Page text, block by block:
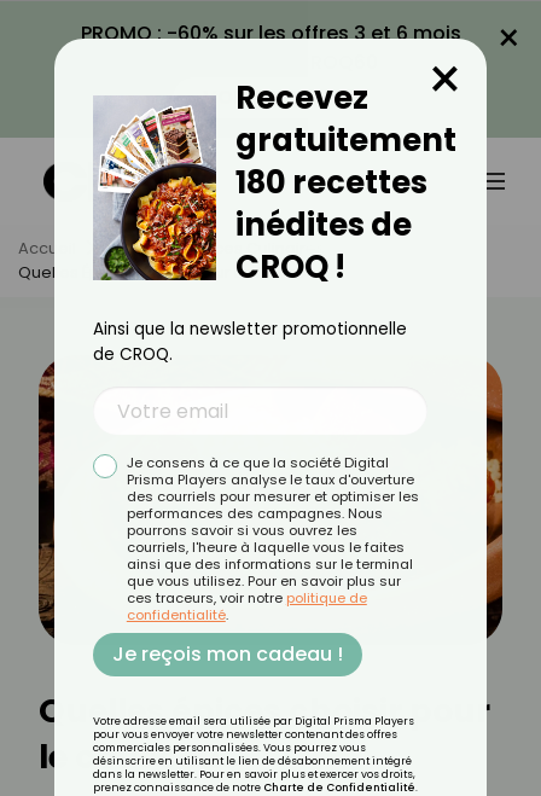
PROMO : -60% sur les offres 3 et 6 mois
VOIR LA PROMO
×
Accueil Actus
Astuces Culinaires
Quelles Épices Choisir Pour Le Couscous
Quelles épices choisir pour
le couscous
Recevez
gratuitement
180 recettes
inédites de
CROQ !
×
Ainsi que la newsletter promotionnelle
de CROQ.
Je consens à ce que la société Digital
Prisma Players analyse le taux d'ouverture
des courriels pour mesurer et optimiser les
performances des campagnes. Nous
pourrons savoir si vous ouvrez les
courriels, l'heure à laquelle vous le faites
ainsi que des informations sur le terminal
que vous utilisez. Pour en savoir plus sur
ces traceurs, voir notre politique de
confidentialité.
Je reçois mon cadeau !
Votre adresse email sera utilisée par Digital Prisma Players
pour vous envoyer votre newsletter contenant des offres
commerciales personnalisées. Vous pourrez vous
désinscrire en utilisant le lien de désabonnement intégré
dans la newsletter. Pour en savoir plus et exercer vos droits,
prenez connaissance de notre Charte de Confidentialité.